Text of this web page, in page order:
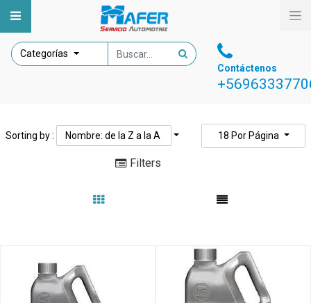
Categorías
Contáctenos
Sorting by : Nombre: de la Z a la A 18 Por Página
Filters